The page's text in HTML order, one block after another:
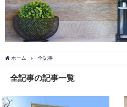
ホーム 全記事
全記事の記事一覧